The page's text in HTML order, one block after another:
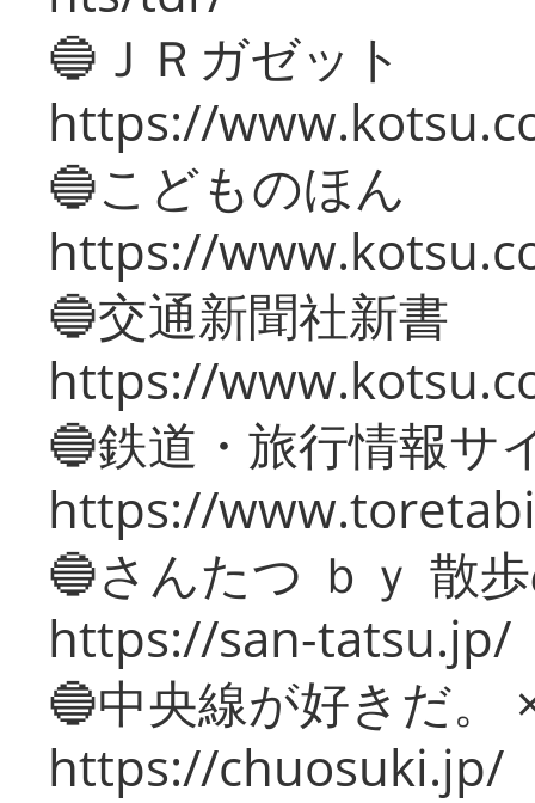
🔵ＪＲガゼット
https://
🔵こどものほん
https://
🔵交通新聞社新書
https://
🔵鉄道・旅行情報サ
https://
🔵さんたつ ｂｙ 散
https://san-tatsu.jp/
🔵中央線が好きだ。
https://chuosuki.jp/